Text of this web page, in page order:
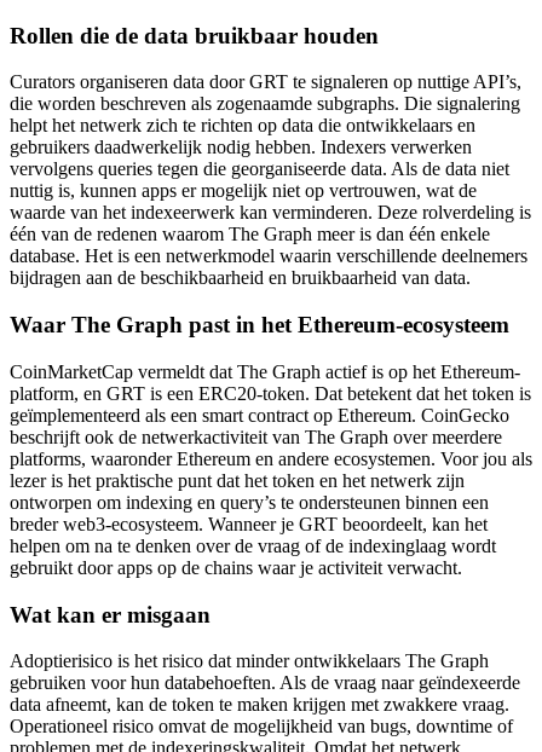
Rollen die de data bruikbaar houden
Curators organiseren data door GRT te signaleren op nuttige API’s,
die worden beschreven als zogenaamde subgraphs. Die signalering
helpt het netwerk zich te richten op data die ontwikkelaars en
gebruikers daadwerkelijk nodig hebben. Indexers verwerken
vervolgens queries tegen die georganiseerde data. Als de data niet
nuttig is, kunnen apps er mogelijk niet op vertrouwen, wat de
waarde van het indexeerwerk kan verminderen. Deze rolverdeling is
één van de redenen waarom The Graph meer is dan één enkele
database. Het is een netwerkmodel waarin verschillende deelnemers
bijdragen aan de beschikbaarheid en bruikbaarheid van data.
Waar The Graph past in het Ethereum-ecosysteem
CoinMarketCap vermeldt dat The Graph actief is op het Ethereum-
platform, en GRT is een ERC20-token. Dat betekent dat het token is
geïmplementeerd als een smart contract op Ethereum. CoinGecko
beschrijft ook de netwerkactiviteit van The Graph over meerdere
platforms, waaronder Ethereum en andere ecosystemen. Voor jou als
lezer is het praktische punt dat het token en het netwerk zijn
ontworpen om indexing en query’s te ondersteunen binnen een
breder web3-ecosysteem. Wanneer je GRT beoordeelt, kan het
helpen om na te denken over de vraag of de indexinglaag wordt
gebruikt door apps op de chains waar je activiteit verwacht.
Wat kan er misgaan
Adoptierisico is het risico dat minder ontwikkelaars The Graph
gebruiken voor hun databehoeften. Als de vraag naar geïndexeerde
data afneemt, kan de token te maken krijgen met zwakkere vraag.
Operationeel risico omvat de mogelijkheid van bugs, downtime of